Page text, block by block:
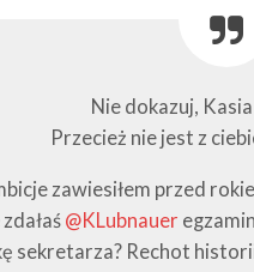
Nie dokazuj,
Przecież nie jest z
zawiesiłem przed
@KLubnauer
sekretarza? Rechot